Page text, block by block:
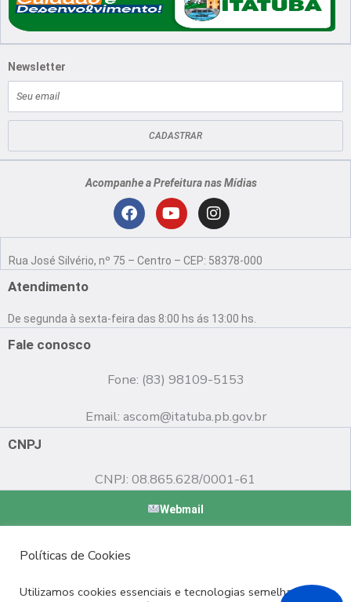
Newsletter
mail
CADASTRAR
Acompanhe a Prefeitura nas Mídias
F
c
o
o
Y
u
b
e
I
n
s
g
r
Rua José Silvério, nº 75 – Centro – CEP: 58378-000
Atendimento
De segunda à sexta-feira das 8:00 hs ás 13:00 hs.
Fale conosco
Fone: (83) 98109-5153
Email: ascom@itatuba.pb.gov.br
CNPJ
CNPJ: 08.865.628/0001-61
Webmail
Políticas de Cookies
Utilizamos cookies essenciais e tecnologias semelhantes de